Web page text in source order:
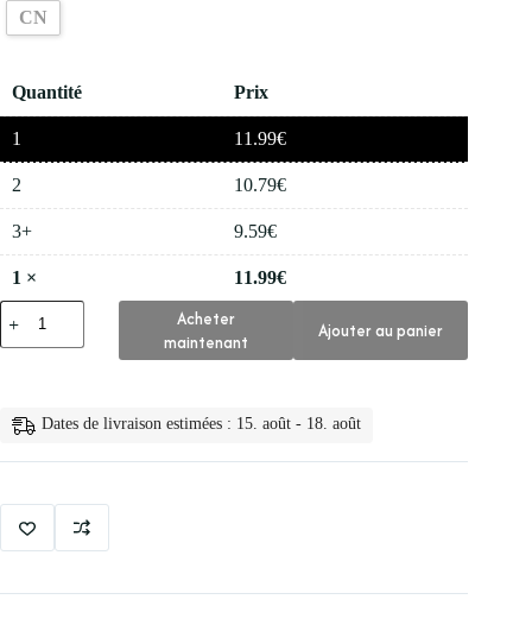
CN
Quantité Prix
1 11.99€
2 10.79€
3+ 9.59€
1 × 11.99€
quantité
de
👁️
60
Paquets
de
Cils
30d
Acheter
maintenant
Ajouter au panier
Dates de livraison estimées : 15. août - 18. août